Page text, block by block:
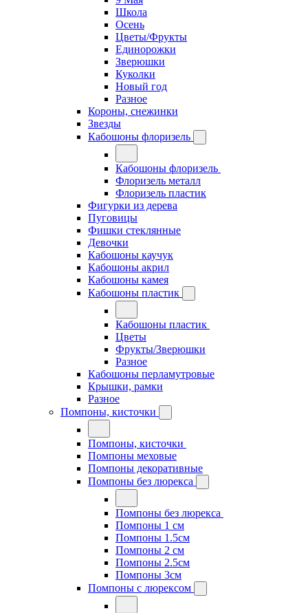
Школа
Осень
Цветы/Фрукты
Единорожки
Зверюшки
Куколки
Новый год
Разное
Короны, снежинки
Звезды
Кабошоны флоризель
Кабошоны флоризель
Флоризель металл
Флоризель пластик
Фигурки из дерева
Пуговицы
Фишки стеклянные
Девочки
Кабошоны каучук
Кабошоны акрил
Кабошоны камея
Кабошоны пластик
Кабошоны пластик
Цветы
Фрукты/Зверюшки
Разное
Кабошоны перламутровые
Крышки, рамки
Разное
Помпоны, кисточки
Помпоны, кисточки
Помпоны меховые
Помпоны декоративные
Помпоны без люрекса
Помпоны без люрекса
Помпоны 1 см
Помпоны 1.5см
Помпоны 2 см
Помпоны 2.5см
Помпоны 3см
Помпоны с люрексом